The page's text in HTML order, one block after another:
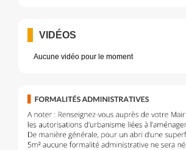
VIDÉOS
Aucune vidéo pour le moment